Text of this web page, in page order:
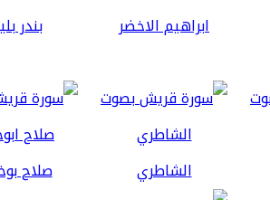
ابراهيم الاخضر بندر
الشاطري صلاح